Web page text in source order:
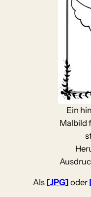
Ein
Malbild
Als [JPG] oder